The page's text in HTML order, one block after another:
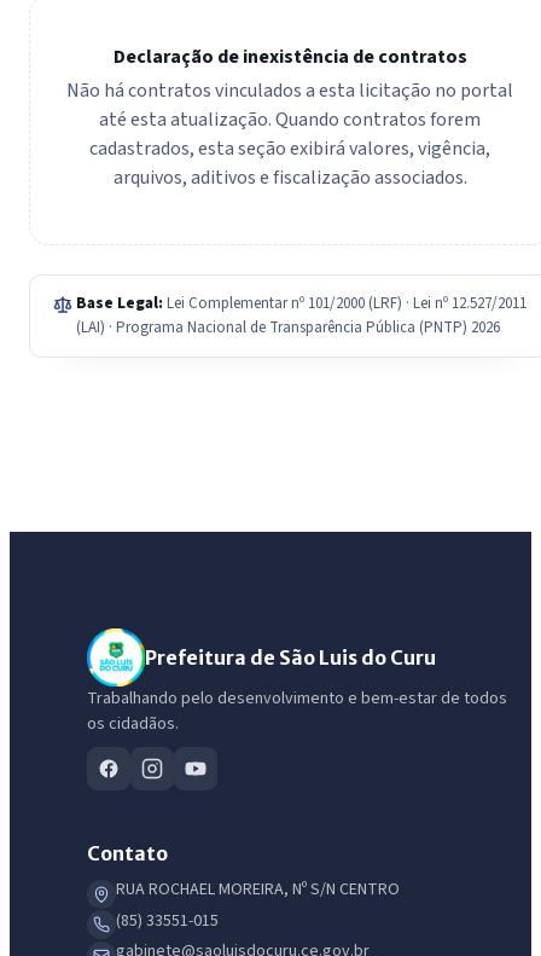
Declaração de inexistência de contratos
Não há contratos vinculados a esta licitação no portal
até esta atualização. Quando contratos forem
cadastrados, esta seção exibirá valores, vigência,
arquivos, aditivos e fiscalização associados.
Base Legal: Lei Complementar nº 101/2000 (LRF) · Lei nº 12.527/2011
(LAI) · Programa Nacional de Transparência Pública (PNTP) 2026
Prefeitura de São Luis do Curu
Trabalhando pelo desenvolvimento e bem-estar de todos
os cidadãos.
Contato
RUA ROCHAEL MOREIRA, Nº S/N CENTRO
(85) 33551-015